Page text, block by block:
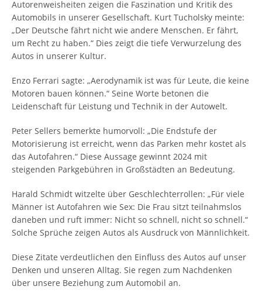
Autorenweisheiten zeigen die Faszination und Kritik des
Automobils in unserer Gesellschaft. Kurt Tucholsky meinte:
„Der Deutsche fährt nicht wie andere Menschen. Er fährt,
um Recht zu haben.“ Dies zeigt die tiefe Verwurzelung des
Autos in unserer Kultur.
Enzo Ferrari sagte: „Aerodynamik ist was für Leute, die keine
Motoren bauen können.“ Seine Worte betonen die
Leidenschaft für Leistung und Technik in der Autowelt.
Peter Sellers bemerkte humorvoll: „Die Endstufe der
Motorisierung ist erreicht, wenn das Parken mehr kostet als
das Autofahren.“ Diese Aussage gewinnt 2024 mit
steigenden Parkgebühren in Großstädten an Bedeutung.
Harald Schmidt witzelte über Geschlechterrollen: „Für viele
Männer ist Autofahren wie Sex: Die Frau sitzt teilnahmslos
daneben und ruft immer: Nicht so schnell, nicht so schnell.“
Solche Sprüche zeigen Autos als Ausdruck von Männlichkeit.
Diese Zitate verdeutlichen den Einfluss des Autos auf unser
Denken und unseren Alltag. Sie regen zum Nachdenken
über unsere Beziehung zum Automobil an.